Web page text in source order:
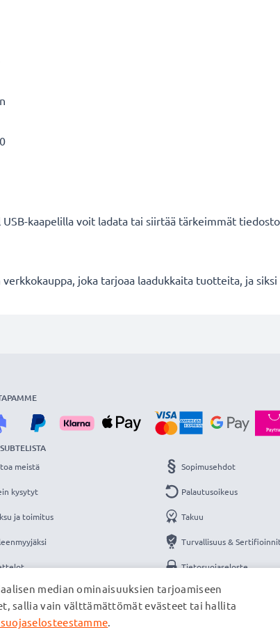
kaapelilla voit ladata tai siirtää tärkeimmät
joka tarjoaa laadukkaita tuotteita, ja
meistä
kysytyt
ja toimitus
Sopimusehdot
Palautusoikeus
Takuu
Turvallisuus &
Tietosuojaseloste
Yritystiedot
median ominaisuuksien tarjoamiseen
sallia vain välttämättömät evästeet tai hallita
.